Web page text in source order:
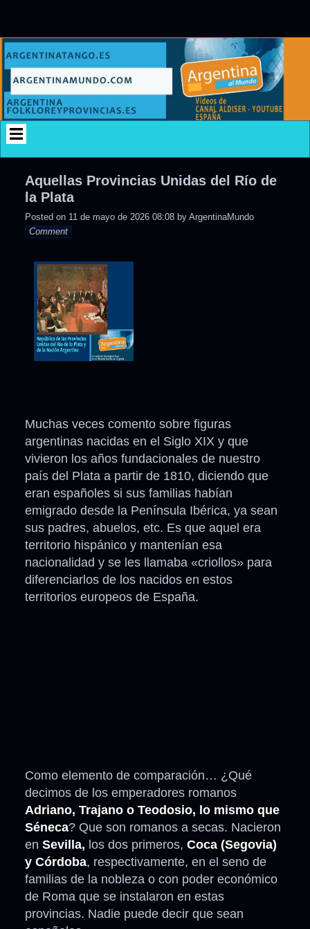
content
Aquellas Provincias Unidas del Río de
la Plata
Posted on 11 de mayo de 2026 08:08 by ArgentinaMundo
Comment
Muchas veces comento sobre figuras
argentinas nacidas en el Siglo XIX y que
vivieron los años fundacionales de nuestro
país del Plata a partir de 1810, diciendo que
eran españoles si sus familias habían
emigrado desde la Península Ibérica, ya sean
sus padres, abuelos, etc. Es que aquel era
territorio hispánico y mantenían esa
nacionalidad y se les llamaba «criollos» para
diferenciarlos de los nacidos en estos
territorios europeos de España.
Como elemento de comparación… ¿Qué
decimos de los emperadores romanos
Adriano, Trajano o Teodosio, lo mismo que
Séneca? Que son romanos a secas. Nacieron
en Sevilla, los dos primeros, Coca (Segovia)
y Córdoba, respectivamente, en el seno de
familias de la nobleza o con poder económico
de Roma que se instalaron en estas
provincias. Nadie puede decir que sean